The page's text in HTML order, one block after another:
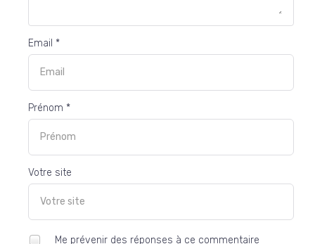
Email *
Prénom *
Votre site
Me prévenir des réponses à ce commentaire